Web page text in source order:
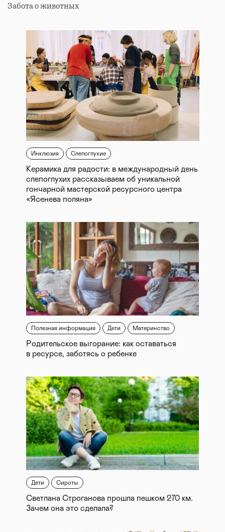
Забота о животных
Инклюзия Слепоглухие
Керамика для радости: в международный день
слепоглухих рассказываем об уникальной
гончарной мастерской ресурсного центра
«Ясенева поляна»
Полезная информация Дети Материнство
Родительское выгорание: как оставаться
в ресурсе, заботясь о ребенке
Дети Сироты
Светлана Строганова прошла пешком 270 км.
Зачем она это сделала?